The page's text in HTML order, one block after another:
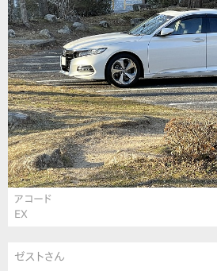
アコード
EX
ゼストさん